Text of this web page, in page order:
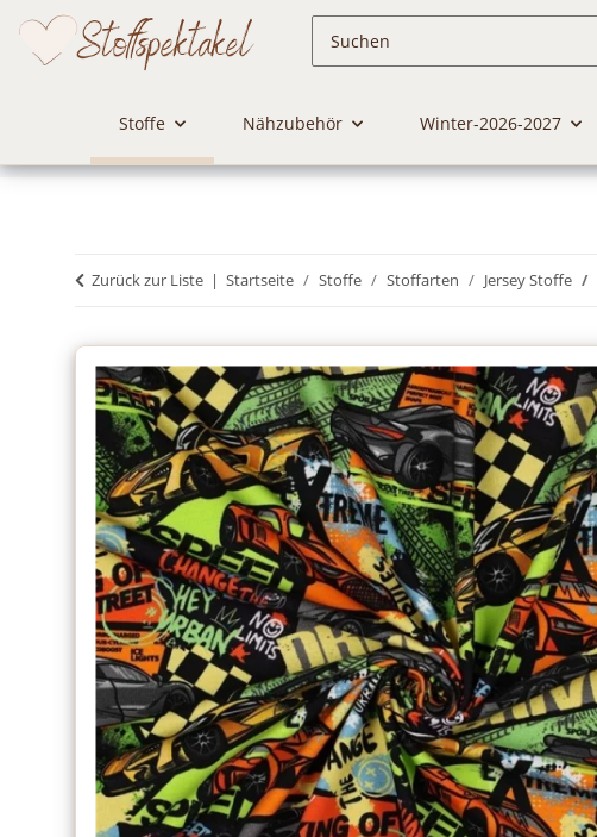
Stoffe Nähzubehör Winter-2026-2027
Zurück zur Liste Startseite Stoffe Stoffarten Jersey Stoffe